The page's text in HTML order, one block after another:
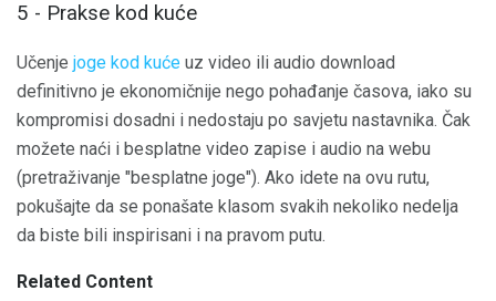
5 - Prakse kod kuće
Učenje joge kod kuće uz video ili audio download
definitivno je ekonomičnije nego pohađanje časova, iako su
kompromisi dosadni i nedostaju po savjetu nastavnika. Čak
možete naći i besplatne video zapise i audio na webu
(pretraživanje "besplatne joge"). Ako idete na ovu rutu,
pokušajte da se ponašate klasom svakih nekoliko nedelja
da biste bili inspirisani i na pravom putu.
Related Content